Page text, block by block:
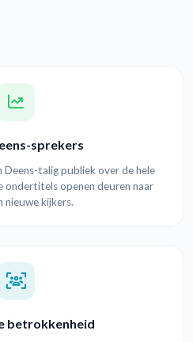
sprekers
Deens-talig publiek over de hele
ondertitels openen deuren naar
nieuwe kijkers.
betrokkenheid